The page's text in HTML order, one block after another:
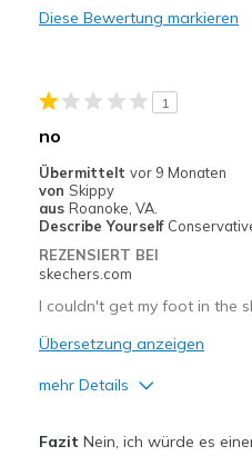
Travel
Sizing
Feels true
View On Shoes
Diese Bewertung markieren
1
no
Übermittelt vor 9 Monaten
von Skippy
aus Roanoke, VA.
Describe Yourself
REZENSIERT BEI
skechers.com
I couldn't get my foot in the
Übersetzung anzeigen
mehr Details
Sizing
Feels full
Fazit Nein, ich würde es